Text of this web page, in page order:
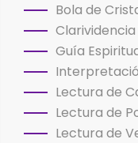
Bola de
Guía
Lectura de
Lectura de
Lectura de